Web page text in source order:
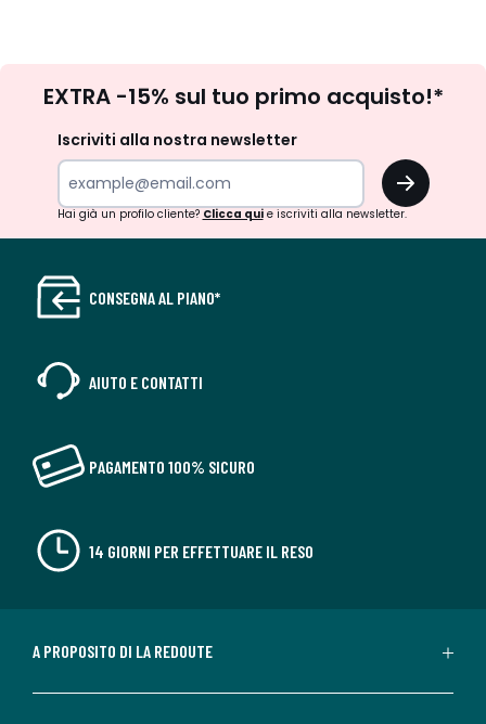
newsletter
EXTRA -15% sul tuo primo acquisto!*
Iscriviti alla nostra newsletter
OK
Hai già un profilo cliente? Clicca quie iscriviti alla newsletter.
CONSEGNA AL PIANO*
AIUTO E CONTATTI
PAGAMENTO 100% SICURO
14 GIORNI PER EFFETTUARE IL RESO
A PROPOSITO DI LA REDOUTE